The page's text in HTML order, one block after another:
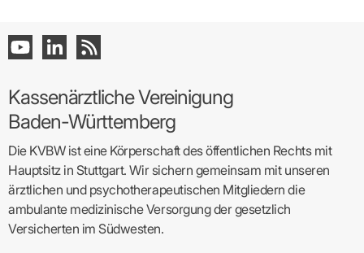
Kassenärztliche Vereinigung
Baden-Württemberg
Die KVBW ist eine Körperschaft des öffentlichen Rechts mit
Hauptsitz in Stuttgart. Wir sichern gemeinsam mit unseren
ärztlichen und psychotherapeutischen Mitgliedern die
ambulante medizinische Versorgung der gesetzlich
Versicherten im Südwesten.